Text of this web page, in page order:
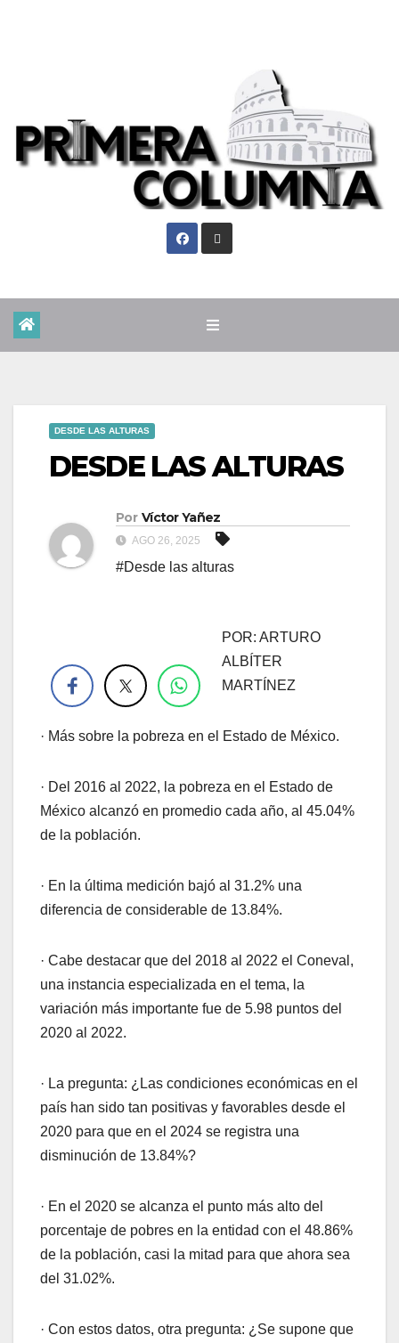
DESDE LAS ALTURAS
DESDE LAS ALTURAS
Por Víctor Yañez
AGO 26, 2025
#Desde las alturas
POR: ARTURO
ALBÍTER
MARTÍNEZ
· Más sobre la pobreza en el Estado de México.
· Del 2016 al 2022, la pobreza en el Estado de
México alcanzó en promedio cada año, al 45.04%
de la población.
· En la última medición bajó al 31.2% una
diferencia de considerable de 13.84%.
· Cabe destacar que del 2018 al 2022 el Coneval,
una instancia especializada en el tema, la
variación más importante fue de 5.98 puntos del
2020 al 2022.
· La pregunta: ¿Las condiciones económicas en el
país han sido tan positivas y favorables desde el
2020 para que en el 2024 se registra una
disminución de 13.84%?
· En el 2020 se alcanza el punto más alto del
porcentaje de pobres en la entidad con el 48.86%
de la población, casi la mitad para que ahora sea
del 31.02%.
· Con estos datos, otra pregunta: ¿Se supone que